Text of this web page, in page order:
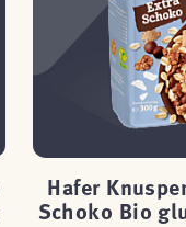
Hafer
Schoko Bio